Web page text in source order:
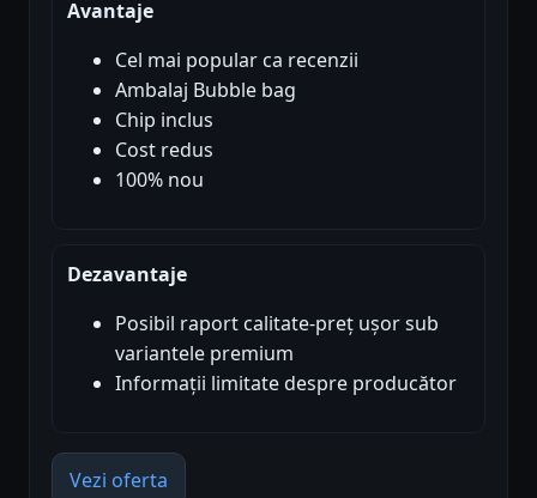
Avantaje
Cel mai popular ca recenzii
Ambalaj Bubble bag
Chip inclus
Cost redus
100% nou
Dezavantaje
Posibil raport calitate-preț ușor sub
variantele premium
Informații limitate despre producător
Vezi oferta